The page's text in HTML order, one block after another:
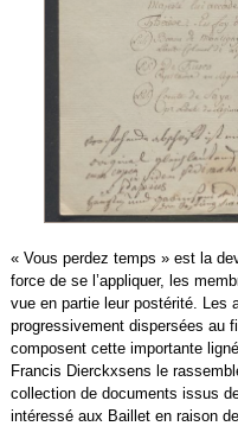
« Vous perdez temps » est la
force de se l’appliquer, les
vue en partie leur postérité. Les
progressivement dispersées au
composent cette importante
Francis Dierckxsens le
collection de documents issus
intéressé aux Baillet en raison